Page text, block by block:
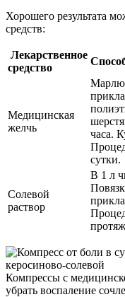
Хорошего результата
средств:
Лекарственное
средство
Медицинская
желчь
Марлю
часа.
сутки.
Солевой
раствор
В 1 л
Компрессы с
убрать воспаление